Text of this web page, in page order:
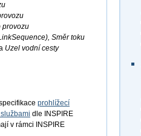
provozu
Směr toku
Uzel vodní cesty
prohlížecí
dle INSPIRE
v rámci INSPIRE